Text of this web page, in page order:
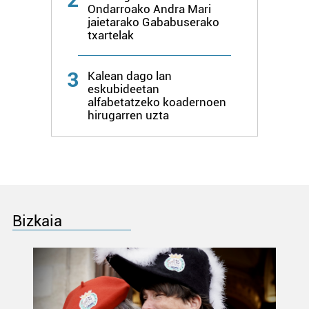
produktuak garatzeko. Zure datuak nork eta zertarako
erabiltzen dituen hauta dezakezu.
Bazkide batzuek ez dizute baimenik eskatzen, eta beren
interes komertzial legitimoetan babesten dira. Ikusi gure
bazkideen zerrenda, beren ustez zein helburutarako
duten interes legitimoa eta horren aurka nola egin
dezakezun ikusteko.
fitxategiak erabiltzen ditu. Zure esperientzia eta
zerbitzuak hobetzeko asmoz, cookie teknologiaz
baliatzen gara. Ohar hau onartuz gero, teknologia hori
erabiltzeko baimen esplizitua ematen diguzu.
Gehiago
Ondarroako Andra Mari
jaietarako Gababuserako
txartelak
3
Kalean dago lan
eskubideetan
alfabetatzeko koadernoen
hirugarren uzta
Bizkaia